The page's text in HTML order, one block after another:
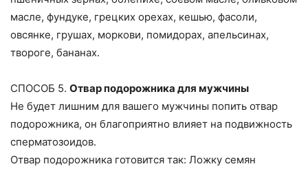
масле, фундуке, грецких орехах, кешью, фасоли,
овсянке, грушах, моркови, помидорах, апельсинах,
твороге, бананах.
СПОСОБ 5. Отвар подорожника для мужчины
Не будет лишним для вашего мужчины попить отвар
подорожника, он благоприятно влияет на подвижность
сперматозоидов.
Отвар подорожника готовится так: Ложку семян